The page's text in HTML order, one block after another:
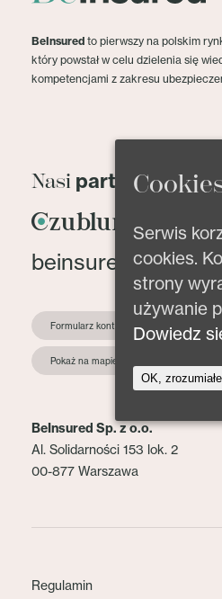
BeInsured to pierwszy na polskim
który powstał w celu dzielenia się
kompetencjami z zakresu
Nasi partnerzy
Formularz kontaktowy
Pokaż na mapie
BeInsured Sp. z o.o.
Al. Solidarności 153 lok. 2
00-877 Warszawa
Regulamin
Serwis
cookies.
strony
używanie
Dowiedz
OK,